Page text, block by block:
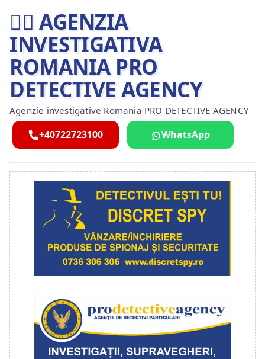
🕵️‍♂ AGENZIA
INVESTIGATIVA
ROMANIA PRO
DETECTIVE AGENCY
Agenzie investigative Romania PRO DETECTIVE AGENCY
+40722723100 WhatsApp